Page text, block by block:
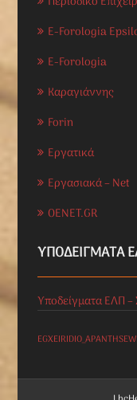
E-Forologia
E-Forologia
Καραγιάννης
Forin
Εργατικά
Εργασιακά – Net
OENET.GR
ΥΠΟΔΕΊΓΜΑΤΑ
Υποδείγματα ΕΛΠ